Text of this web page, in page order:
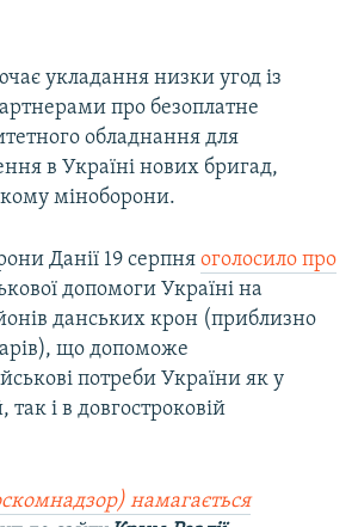
укладання низки угод із
про безоплатне
обладнання для
в Україні нових бригад,
міноборони.
Данії 19 серпня оголосило про
допомоги Україні на
данських крон (приблизно
що допоможе
потреби України як у
так і в довгостроковій
намагається